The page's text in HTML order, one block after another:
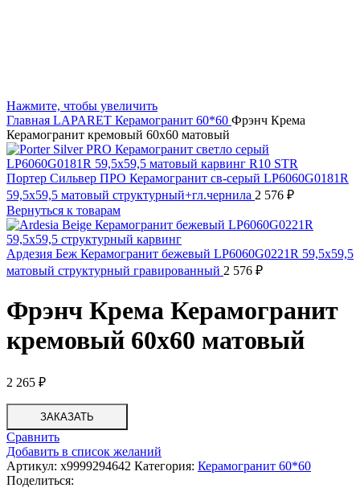
Нажмите, чтобы увеличить
Главная LAPARET Керамогранит 60*60 Фрэнч Крема
Керамогранит кремовый 60х60 матовый
Портер Сильвер ПРО Керамогранит св-серый LP6060G0181R
59,5х59,5 матовый структурный+гл.чернила 2 576 ₽
Вернуться к товарам
Ардезия Беж Керамогранит бежевый LP6060G0221R 59,5х59,5
матовый структурный гравированный 2 576 ₽
Фрэнч Крема Керамогранит
кремовый 60х60 матовый
2 265 ₽
ЗАКАЗАТЬ
Сравнить
Добавить в список желаний
Артикул: х9999294642 Категория: Керамогранит 60*60
Поделиться: